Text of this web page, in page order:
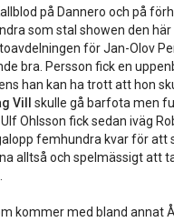
på Dannero och på
som stal showen den
för Jan-Olov
bra. Persson fick en
han kan ha trott att hon
Vill
skulle gå barfota men
Ohlsson fick sedan iväg
femhundra kvar för att
alltså och spelmässigt att
kommer med bland annat